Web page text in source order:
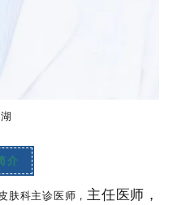
介
肤科主诊医师， 主任医师，